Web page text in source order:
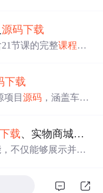
，帮助知识教育和软
点。注:会员中心视
5.7无问题）php
教程资料 源码。
源码下载
节课的完整课程体
像生成、聊天应
基础，每节课
者系统掌握生成式A
下载
项目源码 ，涵盖车辆
、音乐播放器等完
开发。作者承诺技
下载、实物商城、直播互动、在线
不仅能够展示并出
度进行监督。- **直